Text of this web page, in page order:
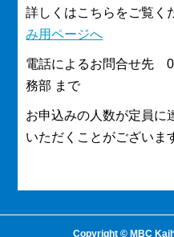
詳しくはこちらをご覧
み用ページへ
電話によるお問合せ先
務部 まで
お申込みの人数が定員に
いただくことがございま
Copyright © MBC